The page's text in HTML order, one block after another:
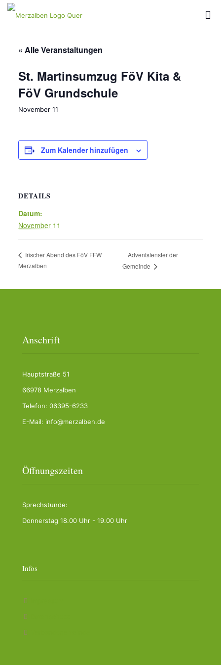
« Alle Veranstaltungen
St. Martinsumzug FöV Kita &
FöV Grundschule
November 11
Zum Kalender hinzufügen
DETAILS
Datum:
November 11
Irischer Abend des FöV FFW
Merzalben
Adventsfenster der
Gemeinde
Anschrift
Hauptstraße 51
66978 Merzalben
Telefon: 06395-6233
E-Mail: info@merzalben.de
Öffnungszeiten
Sprechstunde:
Donnerstag 18.00 Uhr - 19.00 Uhr
Infos